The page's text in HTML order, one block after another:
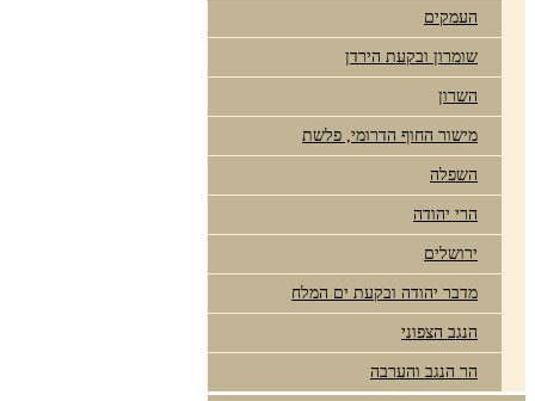
העמקים
שומרון ובקעת הירדן
השרון
מישור החוף הדרומי, פלשת
השפלה
הרי יהודה
ירושלים
מדבר יהודה ובקעת ים המלח
הנגב הצפוני
הר הנגב והערבה